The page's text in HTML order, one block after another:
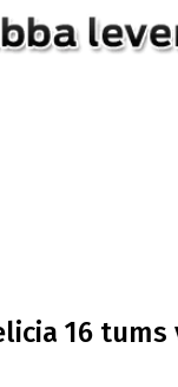
16